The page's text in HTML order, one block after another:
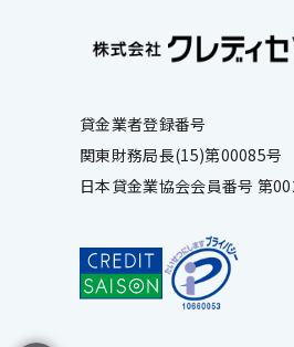
貸金業者登録番号
関東財務局長(15)第00085号
日本貸金業協会会員番号 第